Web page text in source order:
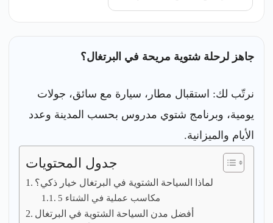
جاهز لرحلة شتوية مريحة في البرتغال؟
نرتّب لك: استقبال مطار، سيارة مع سائق، جولات
يومية، وبرنامج شتوي مدروس بحسب المدينة وعدد
الأيام والميزانية.
جدول المحتويات
لماذا السياحة الشتوية في البرتغال خيار ذكي؟
5 مكاسب عملية في الشتاء
أفضل مدن السياحة الشتوية في البرتغال